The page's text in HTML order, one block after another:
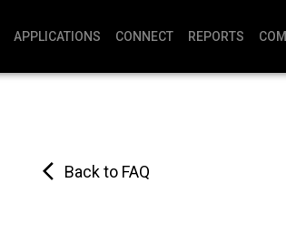
APPLICATIONS CONNECT REPORTS
Back to FAQ